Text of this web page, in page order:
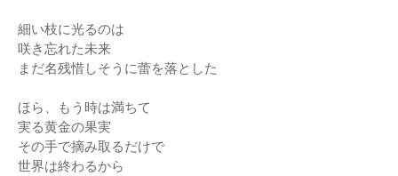
細い枝に光るのは
咲き忘れた未来
まだ名残惜しそうに蕾を落とした
ほら、もう時は満ちて
実る黄金の果実
その手で摘み取るだけで
世界は終わるから